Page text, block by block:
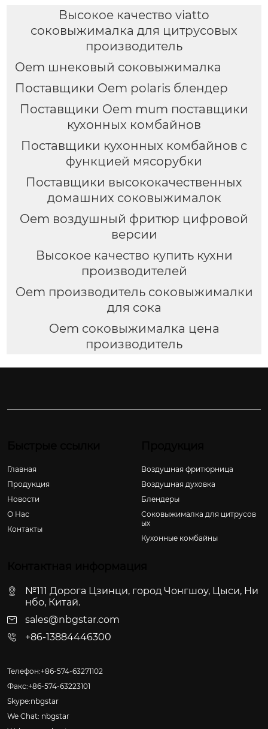
Высокое качество viatto
соковыжималка для цитрусовых
производитель
Oem шнековый соковыжималка
Поставщики Oem polaris блендер
Поставщики Oem mum поставщики
кухонных комбайнов
Поставщики кухонных комбайнов с
функцией мясорубки
Поставщики высококачественных
домашних соковыжималок
Oem воздушный фритюр цифровой
версии
Высокое качество купить кухни
производителей
Oem производитель соковыжималки
для сока
Oem соковыжималка цена
производитель
Главная
Продукция
Новости
О Hас
Контакты
Воздушная фритюрница
Воздушная духовка
Блендеры
Соковыжималка для цитрусов
ых
Кухонные комбайны
№111 Дорога Цзинци, город Чонгшоу, Цыси, Ни
нбо, Китай.
sales@nbgstar.com
+86-13884446300
Телефон:+86-574-63271102
Факс:+86-574-63223101
Skype:nbgstar
We Chat: nbgstar